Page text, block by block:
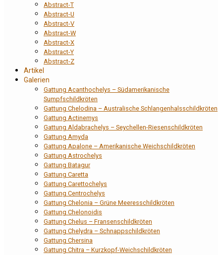
Abstract-T
Abstract-U
Abstract-V
Abstract-W
Abstract-X
Abstract-Y
Abstract-Z
Artikel
Galerien
Gattung Acanthochelys – Südamerikanische
Sumpfschildkröten
Gattung Chelodina – Australische Schlangenhalsschildkröten
Gattung Actinemys
Gattung Aldabrachelys – Seychellen-Riesenschildkröten
Gattung Amyda
Gattung Apalone – Amerikanische Weichschildkröten
Gattung Astrochelys
Gattung Batagur
Gattung Caretta
Gattung Carettochelys
Gattung Centrochelys
Gattung Chelonia – Grüne Meeresschildkröten
Gattung Chelonoidis
Gattung Chelus – Fransenschildkröten
Gattung Chelydra – Schnappschildkröten
Gattung Chersina
Gattung Chitra – Kurzkopf-Weichschildkröten